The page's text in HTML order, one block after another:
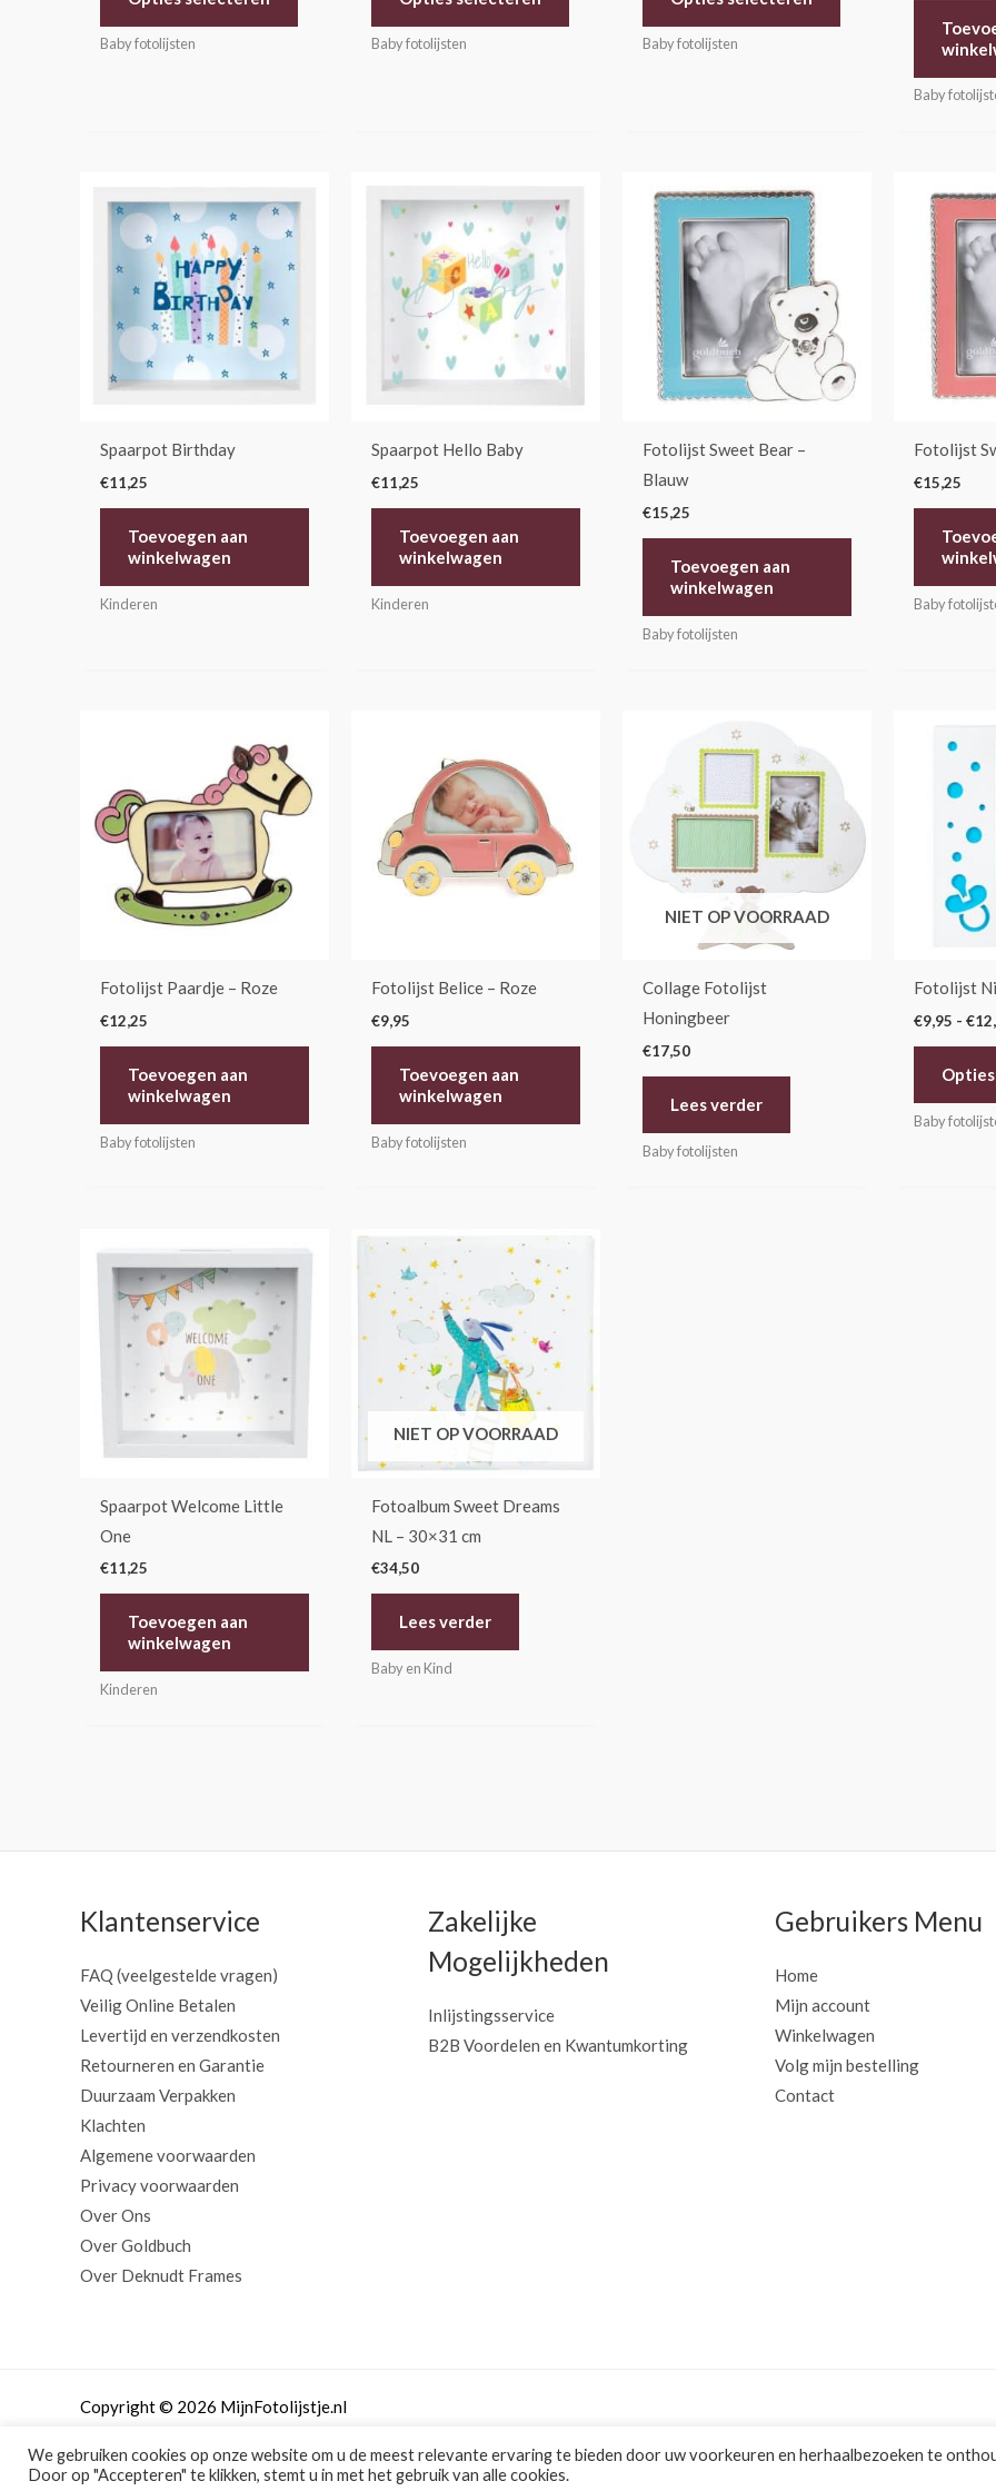
Baby fotolijsten Baby fotolijsten Baby fotolijsten
Baby
Spaarpot Birthday
€11,25
Toevoegen aan
winkelwagen
Kinderen
Spaarpot Hello Baby
€11,25
Toevoegen aan
winkelwagen
Kinderen
Fotolijst Sweet Bear –
Blauw
€15,25
Toevoegen aan
winkelwagen
Baby fotolijsten
Fotolijst
€15,25
Baby
Fotolijst Paardje – Roze
€12,25
Toevoegen aan
winkelwagen
Baby fotolijsten
Fotolijst Belice – Roze
€9,95
Toevoegen aan
winkelwagen
Baby fotolijsten
NIET OP VOORRAAD
Collage Fotolijst
Honingbeer
€17,50
Lees verder
Baby fotolijsten
Fotolijst
€9,95 - €
Baby
Spaarpot Welcome Little
One
€11,25
Toevoegen aan
winkelwagen
Kinderen
NIET OP VOORRAAD
Fotoalbum Sweet Dreams
NL – 30×31 cm
€34,50
Lees verder
Baby en Kind
Klantenservice
FAQ (veelgestelde vragen)
Veilig Online Betalen
Levertijd en verzendkosten
Retourneren en Garantie
Duurzaam Verpakken
Klachten
Algemene voorwaarden
Privacy voorwaarden
Over Ons
Over Goldbuch
Over Deknudt Frames
Zakelijke
Mogelijkheden
Inlijstingsservice
B2B Voordelen en Kwantumkorting
Gebruikers Menu
Home
Mijn account
Winkelwagen
Volg mijn bestelling
Contact
Copyright © 2026 MijnFotolijstje.nl
We gebruiken cookies op onze website om u de meest relevante ervaring te bieden door uw voorkeuren en herhaalbezoeken te
Door op "Accepteren" te klikken, stemt u in met het gebruik van alle cookies.